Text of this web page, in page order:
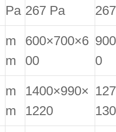
Pa 267 Pa
m
m
600×700×6
00
0
m
m
1400×990×
1220